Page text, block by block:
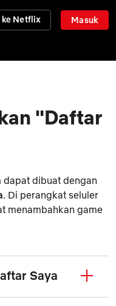
ke Netflix Masuk
"Daftar
dapat dibuat dengan
. Di perangkat seluler
menambahkan game
Saya